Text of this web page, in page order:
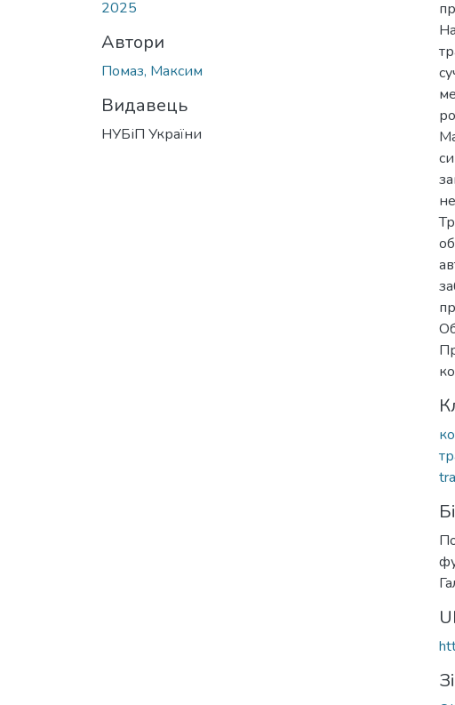
2025
Автори
Помаз, Максим
Видавець
НУБіП України